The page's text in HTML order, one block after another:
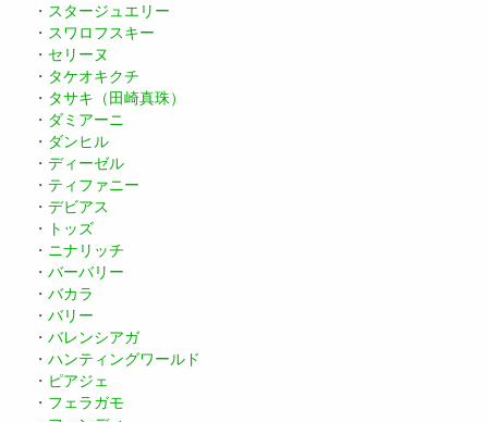
・ スタージュエリー
・ スワロフスキー
・ セリーヌ
・ タケオキクチ
・ タサキ（田崎真珠）
・ ダミアーニ
・ ダンヒル
・ ディーゼル
・ ティファニー
・ デビアス
・
トッズ
・ ニナリッチ
・ バーバリー
・ バカラ
・ バリー
・ バレンシアガ
・ ハンティングワールド
・ ピアジェ
・ フェラガモ